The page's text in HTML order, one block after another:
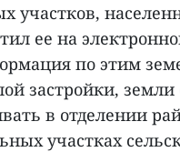
участков,
ее на
по этим
застройки, земли
в отделении
участках